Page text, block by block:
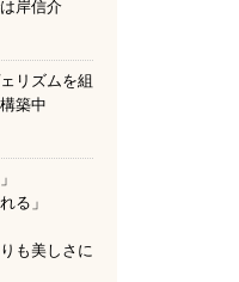
岸信介
リズムを組
築中
る」
も美しさに